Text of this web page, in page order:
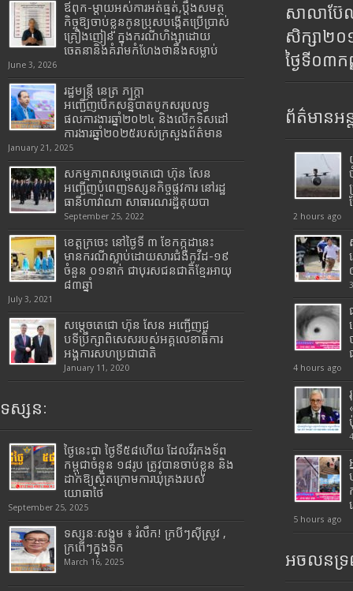
ឪពុក-ម្ដាយអស់ការអត់ធ្មត់,ប្ដឹងសមត្ថ
កិច្ចឱ្យចាប់ខ្លួនកូនប្រុសបង្កើតប្រើប្រាស់
គ្រឿងញៀន ក្នុងករណីហិង្សាដោយ
ចេតនានិងគំរាមកំហែងថានឹងសម្លាប់
June 3, 2026
រដ្ឋមន្រ្តី​ នេត្រ​ ភក្ត្រា​
អញ្ជើញបើកសន្និបាតបូកសរុបលទ្ធ
ផលការងារឆ្នាំ២០២៤ និងលើកទិសដៅ
ការងារឆ្នាំ២០២៥របស់​ក្រសួង​ព័ត៌មាន​
January 21, 2025
សកម្មភាពសម្តេចតេជោ ហ៊ុន សែន
អញ្ជើញបំពេញទស្សនកិច្ចផ្លូវការ នៅរដ្ឋ
ធានីហាវ៉ាណា សាធារណរដ្ឋគុយបា
September 25, 2022
ខេត្តក្រចេះ នៅថ្ងៃទី ៣ ខែកក្កដានេះ
មានករណីស្លាប់ដោយសារជំងឺកូវីដ-១៩
ចំនួន ០១នាក់ ជាបុរសជនជាតិខ្មែរអាយុ
៨៣ឆ្នាំ
July 3, 2021
សម្តេចតេជោ ហ៊ុន សែន អញ្ជើញជួ
បទីប្រឹក្សាពិសេសរបស់អគ្គលេខាធិការ
អង្គការសហប្រជាជាតិ
January 11, 2020
ទស្សនៈ
ថ្ងៃនេះជា ថ្ងៃទី៥៨ហើយ ដែលវីរកងទ័ព
កម្ពុជាចំនួន ១៨រូប ត្រូវបានចាប់ខ្លួន និង
ដាក់ឱ្យស្ថិតក្រោមការឃុំគ្រងរបស់
យោធាថៃ
September 25, 2025
ទស្សនៈសង្គម ៖ រំលឹក! ក្របីៗស៊ីស្រូវ ,
ក្រពើៗក្នុងទឹក
March 16, 2025
សាលាប៊ែ
សិក្សា២
ថ្ងៃទី០៣
ព័ត៌មានអន្
2 hours ago
4 hours ago
5 hours ago
អចលនទ្រ